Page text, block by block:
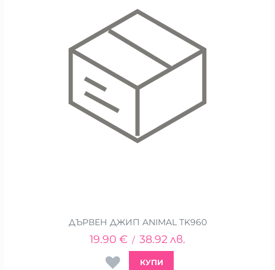
ДЪРВЕН ДЖИП ANIMAL TK960
19.90 € / 38.92 лв.
КУПИ